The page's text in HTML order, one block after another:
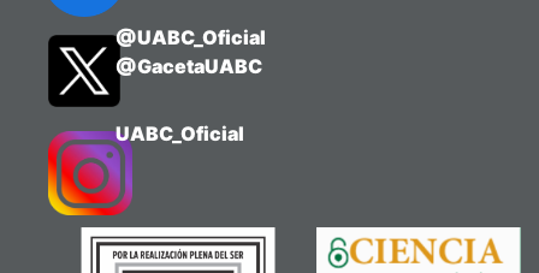
@UABC_Oficial
@GacetaUABC
UABC_Oficial